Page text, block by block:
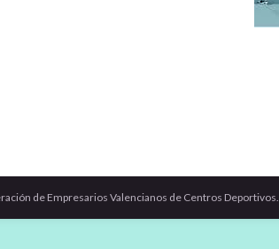
de Empresarios Valencianos de Centros Deportivos.